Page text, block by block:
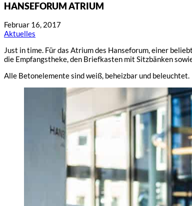
HANSEFORUM ATRIUM
Februar 16, 2017
Aktuelles
Just in time. Für das Atrium des Hanseforum, einer
die Empfangstheke, den Briefkasten mit Sitzbänken
Alle Betonelemente sind weiß, beheizbar und beleuchtet.